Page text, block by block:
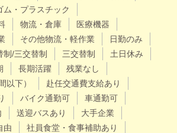
ム・プラスチック
物流・倉庫
医療機器
その他物流・軽作業
日勤のみ
制/三交替制 三交替制
土日休み
長期活躍
残業なし
以下）
赴任交通費支給あり
バイク通勤可
車通勤可
送迎バスあり
大手企業
由
社員食堂・食事補助あり